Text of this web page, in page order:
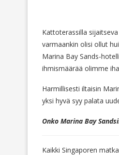
Kattoterassilla
varmaankin olisi ollut
Marina Bay Sands-
ihmismäärää olimme
Harmillisesti iltaisin
yksi hyvä syy palata
Onko Marina Bay
Kaikki Singaporen